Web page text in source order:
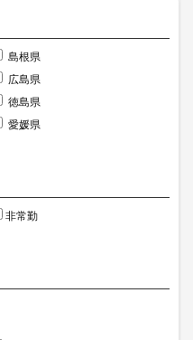
島根県
広島県
徳島県
愛媛県
非常勤